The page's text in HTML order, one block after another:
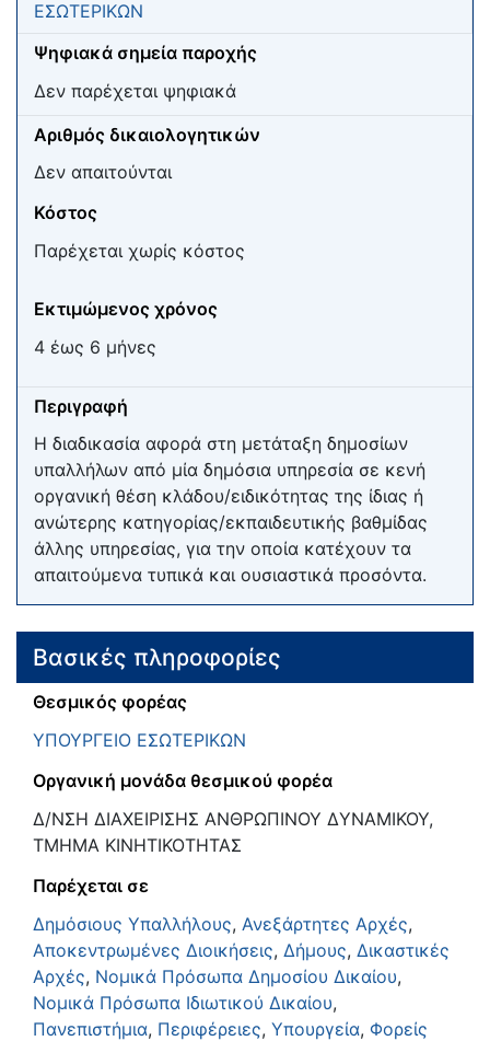
ΕΣΩΤΕΡΙΚΩΝ
Ψηφιακά σημεία παροχής
Δεν παρέχεται ψηφιακά
Αριθμός δικαιολογητικών
Δεν απαιτούνται
Κόστος
Παρέχεται χωρίς κόστος
Εκτιμώμενος χρόνος
4 έως 6 μήνες
Περιγραφή
Η διαδικασία αφορά στη μετάταξη δημοσίων
υπαλλήλων από μία δημόσια υπηρεσία σε κενή
οργανική θέση κλάδου/ειδικότητας της ίδιας ή
ανώτερης κατηγορίας/εκπαιδευτικής βαθμίδας
άλλης υπηρεσίας, για την οποία κατέχουν τα
απαιτούμενα τυπικά και ουσιαστικά προσόντα.
Βασικές πληροφορίες
Θεσμικός φορέας
ΥΠΟΥΡΓΕΙΟ ΕΣΩΤΕΡΙΚΩΝ
Οργανική μονάδα θεσμικού φορέα
Δ/ΝΣΗ ΔΙΑΧΕΙΡΙΣΗΣ ΑΝΘΡΩΠΙΝΟΥ ΔΥΝΑΜΙΚΟΥ,
ΤΜΗΜΑ ΚΙΝΗΤΙΚΟΤΗΤΑΣ
Παρέχεται σε
Δημόσιους Υπαλλήλους, Ανεξάρτητες Αρχές,
Αποκεντρωμένες Διοικήσεις, Δήμους, Δικαστικές
Αρχές, Νομικά Πρόσωπα Δημοσίου Δικαίου,
Νομικά Πρόσωπα Ιδιωτικού Δικαίου,
Πανεπιστήμια, Περιφέρειες, Υπουργεία, Φορείς